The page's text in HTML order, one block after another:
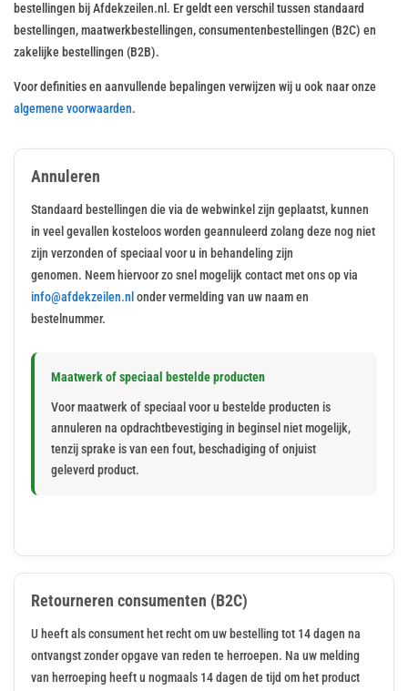
bestellingen bij Afdekzeilen.nl. Er geldt een verschil tussen standaard
bestellingen, maatwerkbestellingen, consumentenbestellingen (B2C) en
zakelijke bestellingen (B2B).
Voor definities en aanvullende bepalingen verwijzen wij u ook naar onze
algemene voorwaarden.
Annuleren
Standaard bestellingen die via de webwinkel zijn geplaatst, kunnen
in veel gevallen kosteloos worden geannuleerd zolang deze nog niet
zijn verzonden of speciaal voor u in behandeling zijn
genomen. Neem hiervoor zo snel mogelijk contact met ons op via
info@afdekzeilen.nl onder vermelding van uw naam en
bestelnummer.
Maatwerk of speciaal bestelde producten
Voor maatwerk of speciaal voor u bestelde producten is
annuleren na opdrachtbevestiging in beginsel niet mogelijk,
tenzij sprake is van een fout, beschadiging of onjuist
geleverd product.
Retourneren consumenten (B2C)
U heeft als consument het recht om uw bestelling tot 14 dagen na
ontvangst zonder opgave van reden te herroepen. Na uw melding
van herroeping heeft u nogmaals 14 dagen de tijd om het product